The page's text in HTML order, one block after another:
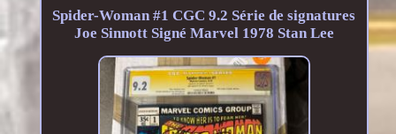
Spider-Woman #1 CGC 9.2 Série de signatures
Joe Sinnott Signé Marvel 1978 Stan Lee